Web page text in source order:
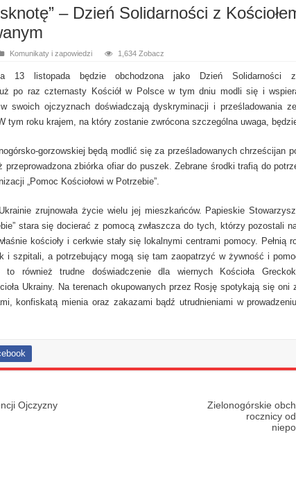
– Dzień Solidarności z
Komunikaty i zapowiedzi 1,634 Zobacz
13 listopada będzie obchodzona jako Dzień Solidarności z
po raz czternasty Kościół w Polsce w tym dniu modli się i
swoich ojczyznach doświadczają dyskryminacji i prześladowania
tym roku krajem, na który zostanie zwrócona szczególna uwaga,
gorzowskiej będą modlić się za prześladowanych chrześcijan
przeprowadzona zbiórka ofiar do puszek. Zebrane środki trafią do
„Pomoc Kościołowi w Potrzebie”.
zrujnowała życie wielu jej mieszkańców. Papieskie
stara się docierać z pomocą zwłaszcza do tych, którzy pozostali
kościoły i cerkwie stały się lokalnymi centrami pomocy. Pełnią
i szpitali, a potrzebujący mogą się tam zaopatrzyć w żywność i
to również trudne doświadczenie dla wiernych Kościoła
Ukrainy. Na terenach okupowanych przez Rosję spotykają się oni
konfiskatą mienia oraz zakazami bądź utrudnieniami w
Ojczyzny
Zielonogórskie
rocznicy